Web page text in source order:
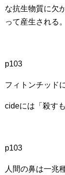
な抗生物質に欠
って産生される。
p103
フィトンチッド
cideには「殺す
p103
人間の鼻は一兆